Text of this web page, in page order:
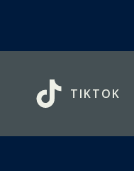
TIKTOK